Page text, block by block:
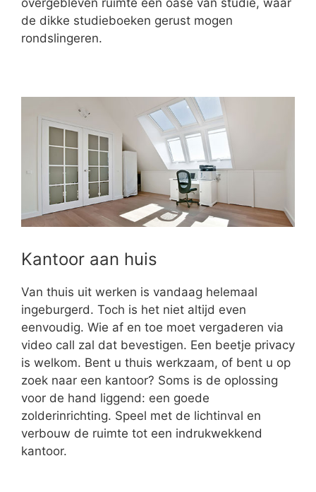
de dikke studieboeken gerust mogen
rondslingeren.
Kantoor aan huis
Van thuis uit werken is vandaag helemaal
ingeburgerd. Toch is het niet altijd even
eenvoudig. Wie af en toe moet vergaderen via
video call zal dat bevestigen. Een beetje privacy
is welkom. Bent u thuis werkzaam, of bent u op
zoek naar een kantoor? Soms is de oplossing
voor de hand liggend: een goede
zolderinrichting. Speel met de lichtinval en
verbouw de ruimte tot een indrukwekkend
kantoor.